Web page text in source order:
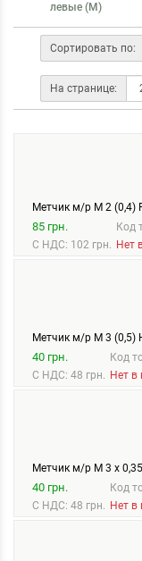
левые (М)
Сортировать по:
На странице:
Метчик м/р М 2 (0,4)
85 грн.
С НДС: 102 грн.
Код
Нет
Метчик м/р М 3 (0,5)
40 грн.
С НДС: 48 грн.
Код
Нет в
Метчик м/р М 3 х
40 грн.
С НДС: 48 грн.
Код
Нет в